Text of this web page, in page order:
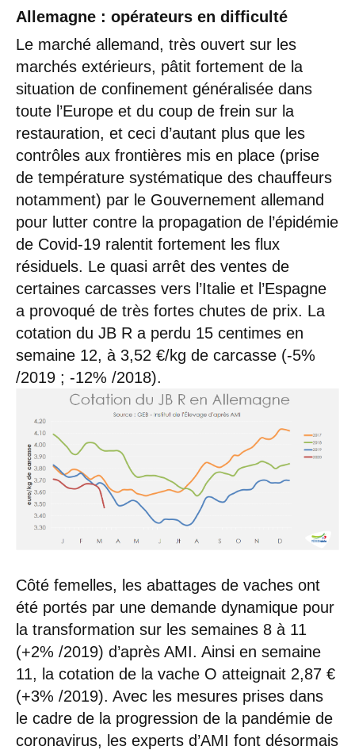
Allemagne : opérateurs en difficulté
Le marché allemand, très ouvert sur les
marchés extérieurs, pâtit fortement de la
situation de confinement généralisée dans
toute l’Europe et du coup de frein sur la
restauration, et ceci d’autant plus que les
contrôles aux frontières mis en place (prise
de température systématique des chauffeurs
notamment) par le Gouvernement allemand
pour lutter contre la propagation de l’épidémie
de Covid-19 ralentit fortement les flux
résiduels. Le quasi arrêt des ventes de
certaines carcasses vers l’Italie et l’Espagne
a provoqué de très fortes chutes de prix. La
cotation du JB R a perdu 15 centimes en
semaine 12, à 3,52 €/kg de carcasse (-5%
/2019 ; -12% /2018).
Côté femelles, les abattages de vaches ont
été portés par une demande dynamique pour
la transformation sur les semaines 8 à 11
(+2% /2019) d’après AMI. Ainsi en semaine
11, la cotation de la vache O atteignait 2,87 €
(+3% /2019). Avec les mesures prises dans
le cadre de la progression de la pandémie de
coronavirus, les experts d’AMI font désormais